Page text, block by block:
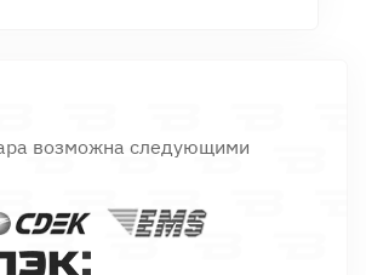
возможна следующими